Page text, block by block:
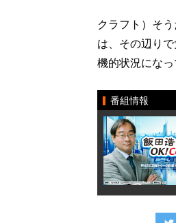
クラフト）そ
は、その辺り
機的状況になっ
番組情報